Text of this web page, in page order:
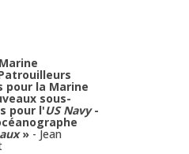
pour la Marine
sous-
pour l'US Navy-
» -Jean